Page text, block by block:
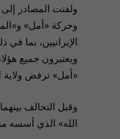
ولفتت المصادر
وحركة «أمل»
الإيرانيين، بما في
ويعتبرون جميع
«أمل» ترفض ولاية
وقبل التحالف
الله» الذي أسسه